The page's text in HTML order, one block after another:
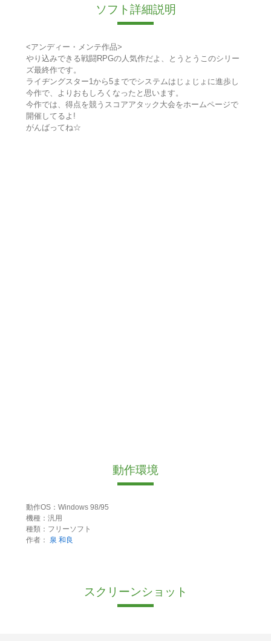
ソフト詳細説明
<アンディー・メンテ作品>
やり込みできる戦闘RPGの人気作だよ、とうとうこのシリー
ズ最終作です。
ライヂングスター1から5まででシステムはじょじょに進歩し
今作で、よりおもしろくなったと思います。
今作では、得点を競うスコアアタック大会をホームページで
開催してるよ!
がんばってね☆
動作環境
動作OS：Windows 98/95
機種：汎用
種類：フリーソフト
作者：
泉 和良
スクリーンショット